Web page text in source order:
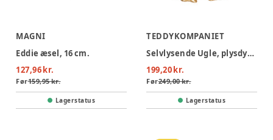
MAGNI
Eddie æsel, 16 cm.
127,96 kr.
Før159,95 kr.
Lagerstatus
TEDDYKOMPANIET
Selvlysende Ugle, plysdyr lyserød, 25 cm
199,20 kr.
Før249,00 kr.
Lagerstatus